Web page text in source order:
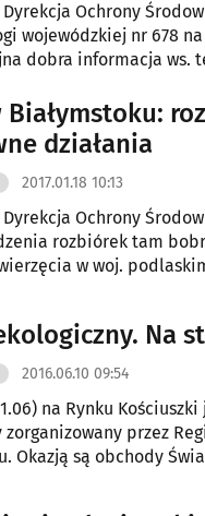
Ochrony
wojewódzkiej nr 678
dobra informacja ws.
Białymstoku:
działania
2017.01.18 10:13
Ochrony
rozbiórek tam
w woj.
Na
2016.06.10 09:54
na Rynku
zorganizowany przez
Okazją są obchody